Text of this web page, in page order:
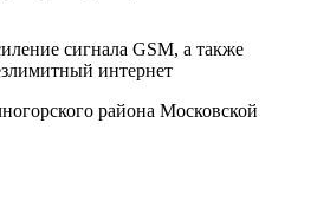
сигнала GSM, а также
интернет